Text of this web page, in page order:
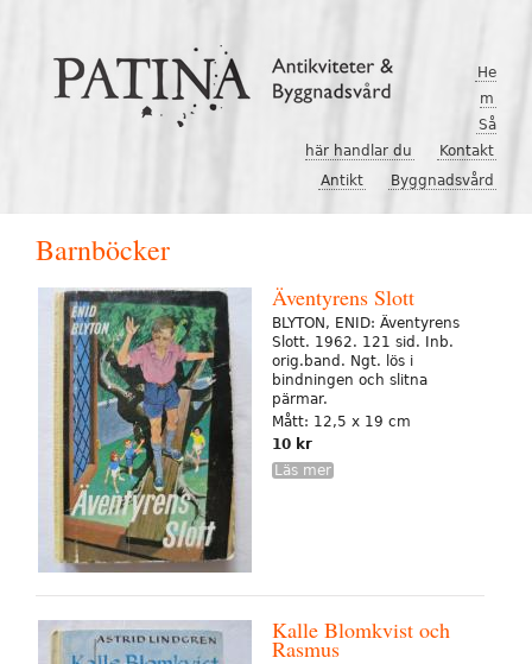
He
m
Så
här handlar du
Kontakt
Antikt
Byggnadsvård
Barnböcker
Äventyrens Slott
BLYTON, ENID: Äventyrens
Slott. 1962. 121 sid. Inb.
orig.band. Ngt. lös i
bindningen och slitna
pärmar.
Mått: 12,5 x 19 cm
10 kr
Läs mer
Kalle Blomkvist och
Rasmus